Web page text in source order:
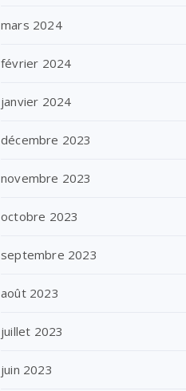
mars 2024
février 2024
janvier 2024
décembre 2023
novembre 2023
octobre 2023
septembre 2023
août 2023
juillet 2023
juin 2023